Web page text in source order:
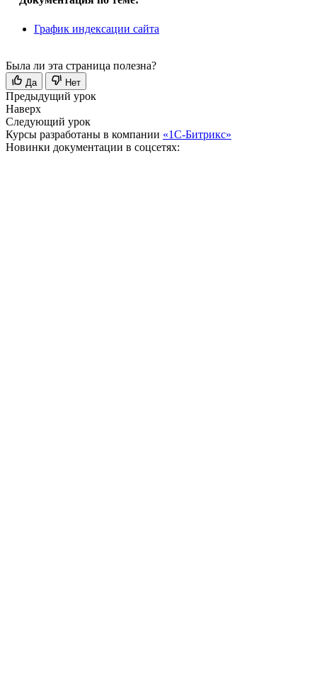
График индексации сайта
Была ли эта страница полезна?
Да Нет
Предыдущий урок
Наверх
Следующий урок
Курсы разработаны в компании «1С-Битрикс»
Новинки документации в соцсетях: